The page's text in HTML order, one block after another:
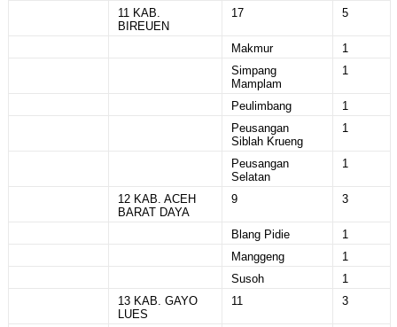
11 KAB.
BIREUEN
17 5
Makmur
1
Simpang
Mamplam
1
Peulimbang
1
Peusangan
Siblah Krueng
1
Peusangan
Selatan
1
12 KAB. ACEH
BARAT DAYA
9 3
Blang Pidie
1
Manggeng
1
Susoh
1
13 KAB. GAYO
LUES
11 3